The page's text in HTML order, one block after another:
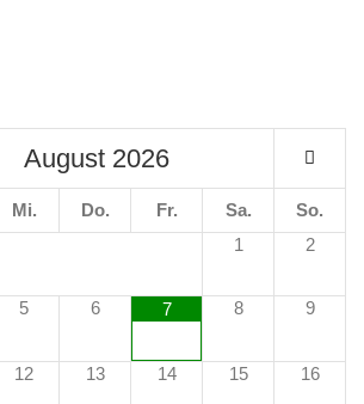
August 2026
Mi. Do. Fr. Sa.
So.
1
2
5 6 7 8 9
12 13 14 15 16